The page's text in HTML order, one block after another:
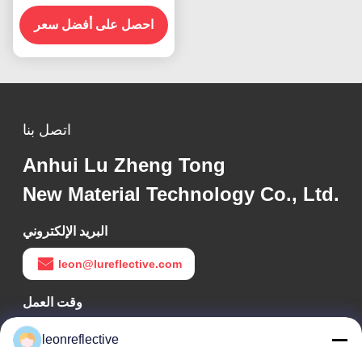
احصل على أفضل سعر
اتصل بنا
Anhui Lu Zheng Tong
New Material Technology Co., Ltd.
البريد الإلكتروني
leon@lureflective.com
وقت العمل
9:00-18:00
leonreflective